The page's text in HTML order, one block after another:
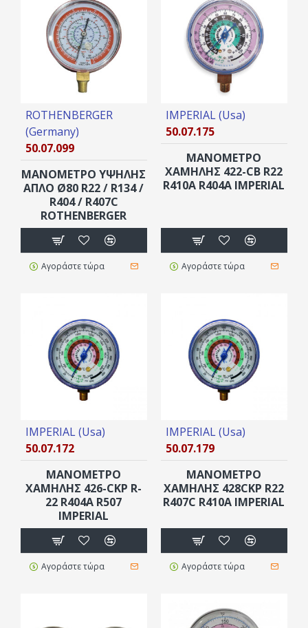
ROTHENBERGER
(Germany)
50.07.099
ΜΑΝΟΜΕΤΡΟ ΥΨΗΛΗΣ
ΑΠΛΟ Ø80 R22 / R134 /
R404 / R407C
ROTHENBERGER
Αγοράστε τώρα
IMPERIAL (Usa)
50.07.175
ΜΑΝΟΜΕΤΡΟ
ΧΑΜΗΛΗΣ 422-CB R22
R410A R404A IMPERIAL
Αγοράστε τώρα
IMPERIAL (Usa)
50.07.172
ΜΑΝΟΜΕΤΡΟ
ΧΑΜΗΛΗΣ 426-CKP R-
22 R404A R507
IMPERIAL
Αγοράστε τώρα
IMPERIAL (Usa)
50.07.179
ΜΑΝΟΜΕΤΡΟ
ΧΑΜΗΛΗΣ 428CKP R22
R407C R410A IMPERIAL
Αγοράστε τώρα